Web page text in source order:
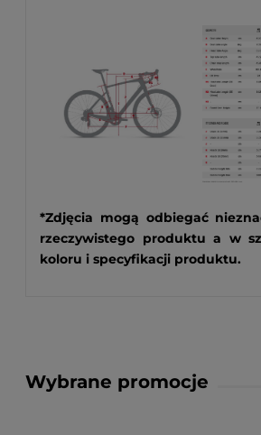
*Zdjęcia mogą odbiegać
rzeczywistego produktu a w
koloru i specyfikacji produktu.
Wybrane promocje